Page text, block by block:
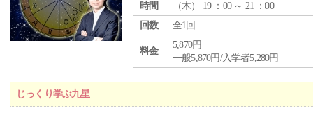
時間
（木） 19 ：00 ～ 21 ：00
回数
全1回
料金
5,870円
一般5,870円/入学者5,280円
じっくり学ぶ九星